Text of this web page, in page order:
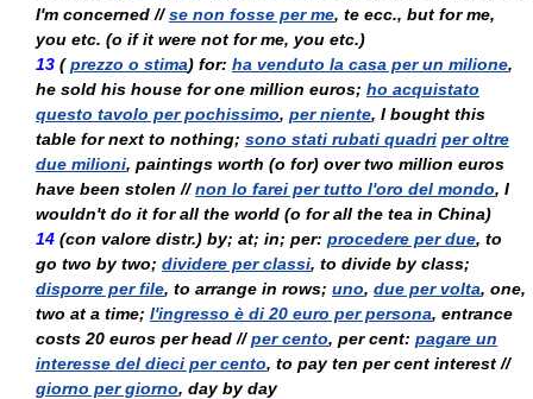
I'm concerned //se non fosse per me, te ecc., but for me,
you etc. (o if it were not for me, you etc.)
13 ( prezzo o stima) for: ha venduto la casa per un milione,
he sold his house for one million euros; ho acquistato
questo tavolo per pochissimo, per niente, I bought this
table for next to nothing; sono stati rubati quadri per oltre
due milioni, paintings worth (o for) over two million euros
have been stolen //non lo farei per tutto l'oro del mondo, I
wouldn't do it for all the world (o for all the tea in China)
14 (con valore distr.) by; at; in; per: procedere per due, to
go two by two; dividere per classi, to divide by class;
disporre per file, to arrange in rows; uno, due per volta, one,
two at a time; l'ingresso è di 20 euro per persona, entrance
costs 20 euros per head //per cento, per cent: pagare un
interesse del dieci per cento, to pay ten per cent interest //
giorno per giorno, day by day